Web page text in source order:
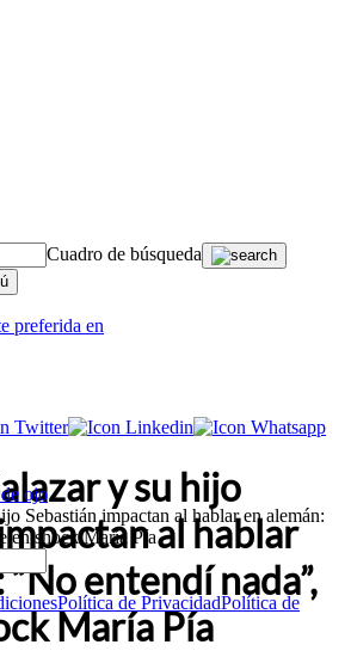
Cuadro de búsqueda
Sebastián impactan al hablar en alemán:
en shock María Pía
Política de PrivacidadPolítica de
preferida en
y su hijo
al hablar
entendí nada”,
María Pía